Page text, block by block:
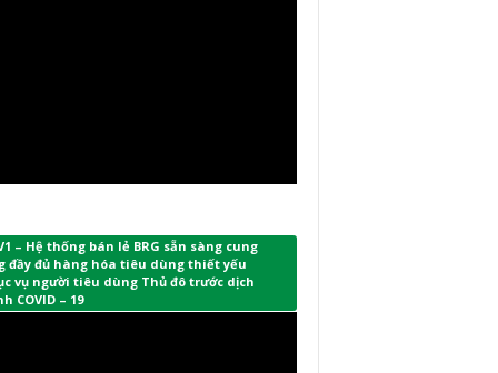
– Hệ thống bán lẻ BRG sẵn sàng cung
đầy đủ hàng hóa tiêu dùng thiết yếu
vụ người tiêu dùng Thủ đô trước dịch
COVID – 19